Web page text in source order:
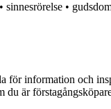
• sinnesrörelse •
information och
är